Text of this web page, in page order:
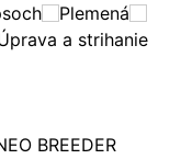
Plemená
a strihanie
BREEDER